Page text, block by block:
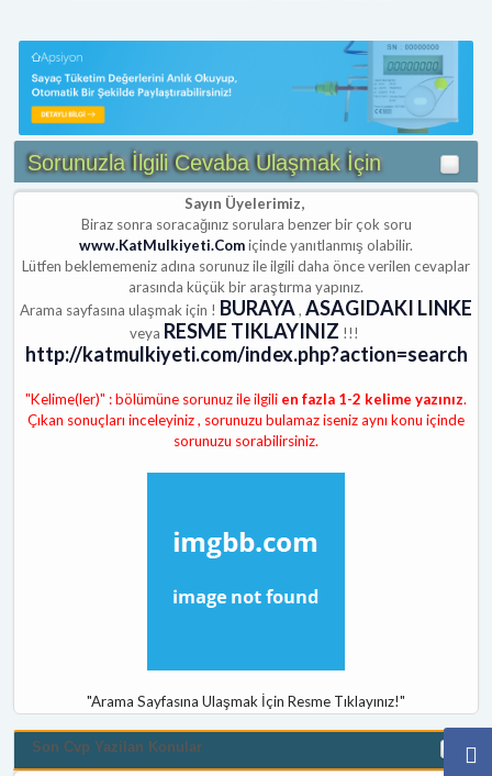
Sorunuzla İlgili Cevaba Ulaşmak İçin
Sayın Üyelerimiz,
Biraz sonra soracağınız sorulara benzer bir çok soru
www.KatMulkiyeti.Comiçinde yanıtlanmış olabilir.
Lütfen beklememeniz adına sorunuz ile ilgili daha önce verilen cevaplar
arasında küçük bir araştırma yapınız.
Arama sayfasına ulaşmak için ! BURAYA, ASAGIDAKI LINKE
veya RESME TIKLAYINIZ !!!
http://katmulkiyeti.com/index.php?action=search
"Kelime(ler)" : bölümüne sorunuz ile ilgili en fazla 1-2 kelime yazınız.
Çıkan sonuçları inceleyiniz , sorunuzu bulamaz iseniz aynı konu içinde
sorunuzu sorabilirsiniz.
"Arama Sayfasına Ulaşmak İçin Resme Tıklayınız!"
Son Cvp Yazilan Konular